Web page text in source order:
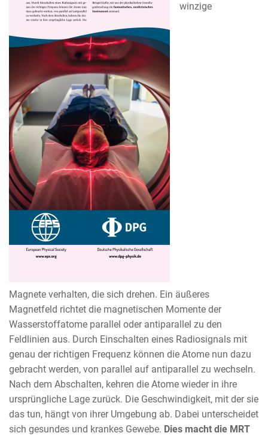
winzige
Magnete verhalten, die sich drehen. Ein äußeres
Magnetfeld richtet die magnetischen Momente der
Wasserstoffatome parallel oder antiparallel zu den
Feldlinien aus. Durch Einschalten eines Radiosignals mit
genau der richtigen Frequenz können die Atome nun dazu
gebracht werden, von parallel auf antiparallel zu wechseln.
Nach dem Abschalten, kehren die Atome wieder in ihre
ursprüngliche Lage zurück. Die Geschwindigkeit, mit der sie
das tun, hängt von ihrer Umgebung ab. Dabei unterscheidet
sich gesundes und krankes Gewebe. Dies macht die MRT